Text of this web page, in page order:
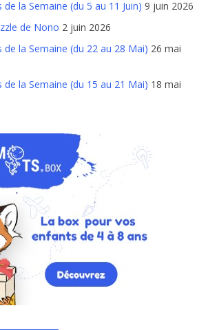
la Semaine (du 5 au 11 Juin) 9 juin 2026
de Nono 2 juin 2026
la Semaine (du 22 au 28 Mai) 26 mai
la Semaine (du 15 au 21 Mai) 18 mai